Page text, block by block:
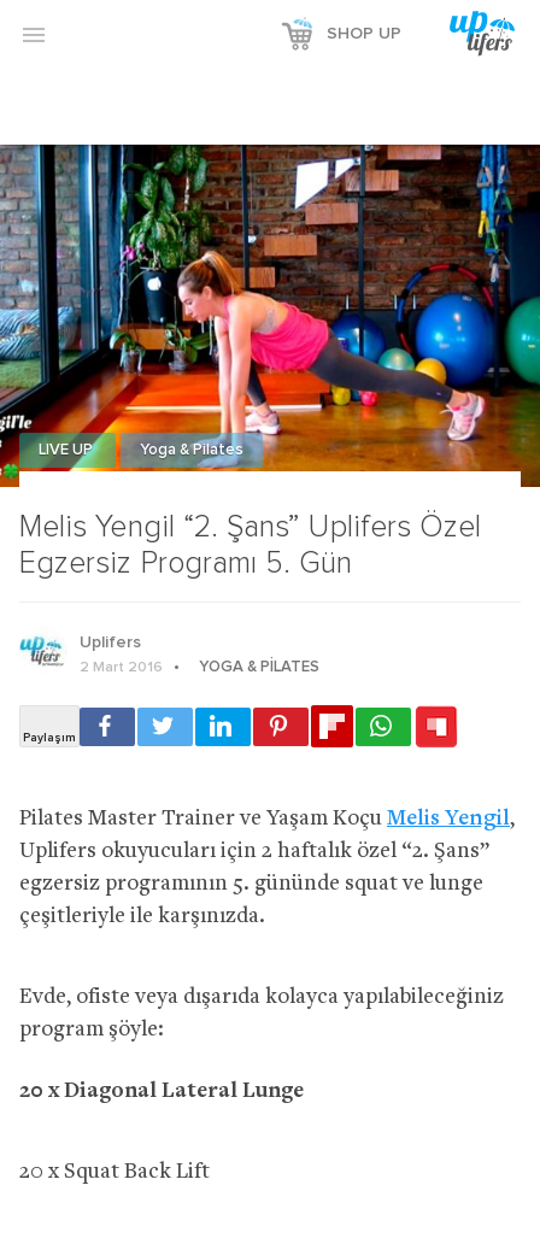
 SHOP UP
Melis Yengil “2. Şans” Uplifers Özel
Egzersiz Programı 5. Gün
LIVE UP Yoga & Pilates
Uplifers
2 Mart 2016 YOGA & PILATES
Pilates Master Trainer ve Yaşam Koçu Melis Yengil,
Uplifers okuyucuları için 2 haftalık özel “2. Şans”
egzersiz programının 5. gününde squat ve lunge
çeşitleriyle ile karşınızda.
Evde, ofiste veya dışarıda kolayca yapılabileceğiniz
program şöyle:
20 x Diagonal Lateral Lunge
20 x Squat Back Lift